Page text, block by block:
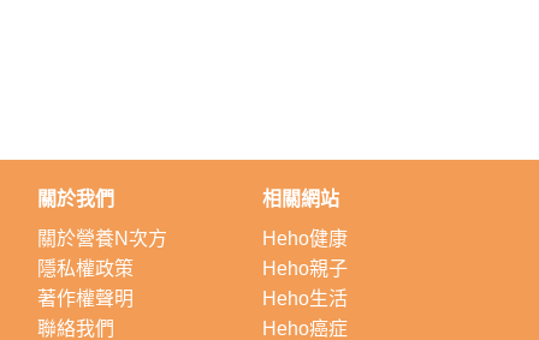
關於我們
關於營養N次方
隱私權政策
著作權聲明
聯絡我們
相關網站
Heho健康
Heho親子
Heho生活
Heho癌症